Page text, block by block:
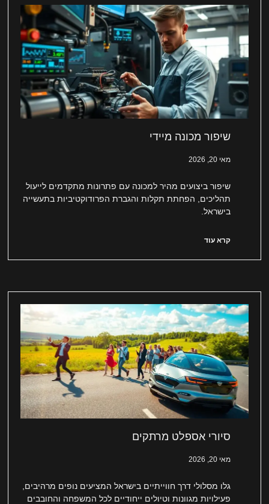
שיפור מכונה מיידי
מאי 20, 2026
שיפור ביצועים מהיר למכונה עם פתרונות מתקדמים לייעול
תהליכים, הפחתת תקלות והגברת הפרודוקטיביות בתעשייה
בישראל.
קרא עוד
סיורי אספלט מרתקים
מאי 20, 2026
גלו מסלולי דרך חווייתיים בישראל המציעים נופים מרהיבים,
פעילויות מגוונות וטיולים ייחודיים לכל המשפחה והחובבים